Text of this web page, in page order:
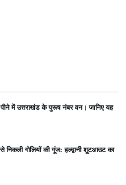
में उत्तराखंड के पुरूष नंबर वन। जानिए यह
निकली गोलियों की गूंज: हल्द्वानी शूटआउट का